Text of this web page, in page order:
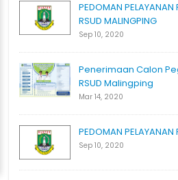
PEDOMAN PELAYANAN
RSUD MALINGPING
Sep 10, 2020
Penerimaan Calon
RSUD Malingping
Mar 14, 2020
PEDOMAN PELAYANAN
Sep 10, 2020